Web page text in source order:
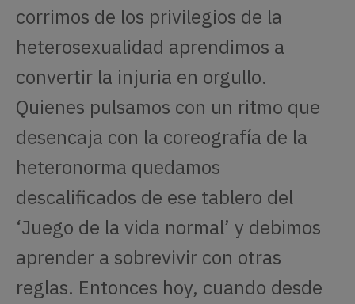
APOYANOS
ES EN
corrimos de los privilegios de la
heterosexualidad aprendimos a
convertir la injuria en orgullo.
Quienes pulsamos con un ritmo que
desencaja con la coreografía de la
heteronorma quedamos
descalificados de ese tablero del
‘Juego de la vida normal’ y debimos
aprender a sobrevivir con otras
reglas. Entonces hoy, cuando desde